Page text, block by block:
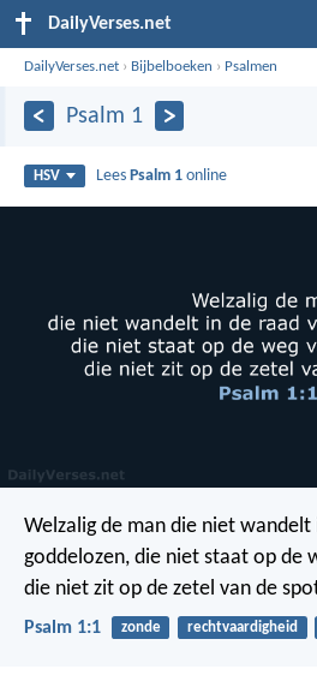
DailyVerses.net
DailyVerses.net › Bijbelboeken › Psalmen
Psalm 1
HSV Lees Psalm 1 online
Welzalig de man die niet wandelt
goddelozen, die niet staat op de
die niet zit op de zetel van de
Psalm 1:1 zonde rechtvaardigheid